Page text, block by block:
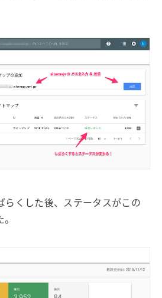
くした後、ステータスがこの